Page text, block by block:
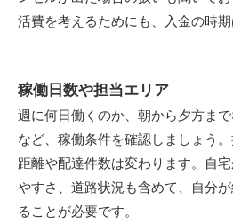
活費を考えるためにも、入金の時期
稼働日数や担当エリア
週に何日働くのか、朝から夕方ま
など、稼働条件を確認しましょう
距離や配達件数は変わります。自
やすさ、道路状況も含めて、自分
ることが必要です。